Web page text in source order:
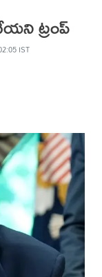
ట్రంప్‌
IST